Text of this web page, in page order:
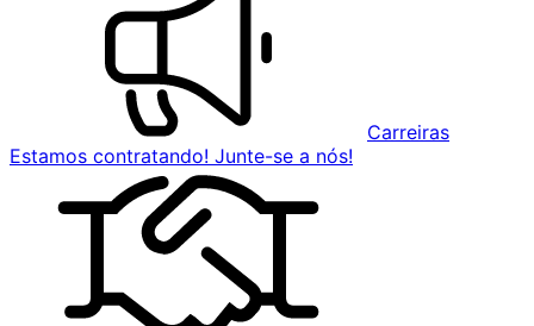
Carreiras
Estamos contratando! Junte-se a nós!